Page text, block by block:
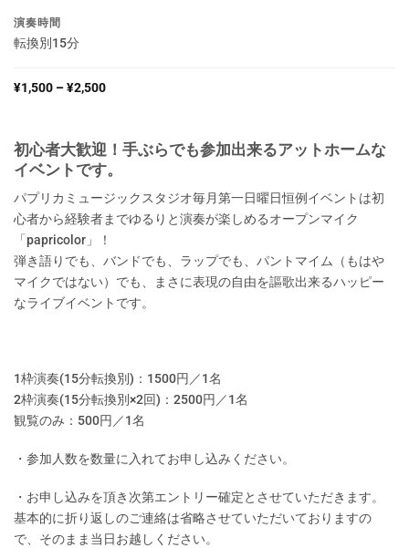
演奏時間
転換別15分
¥1,500 –¥2,500
初心者大歓迎！手ぶらでも参加出来るアットホームな
イベントです。
パプリカミュージックスタジオ毎月第一日曜日恒例イベントは初
心者から経験者までゆるりと演奏が楽しめるオープンマイク
「papricolor」！
弾き語りでも、バンドでも、ラップでも、パントマイム（もはや
マイクではない）でも、まさに表現の自由を謳歌出来るハッピー
なライブイベントです。
1枠演奏(15分転換別)：1500円／1名
2枠演奏(15分転換別×2回)：2500円／1名
観覧のみ：500円／1名
・参加人数を数量に入れてお申し込みください。
・お申し込みを頂き次第エントリー確定とさせていただきます。
基本的に折り返しのご連絡は省略させていただいておりますの
で、そのまま当日お越しください。